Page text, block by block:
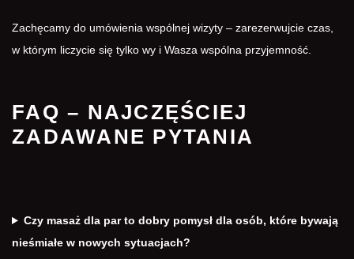
Zachęcamy do umówienia wspólnej wizyty – zarezerwujcie czas,
w którym liczycie się tylko wy i Wasza wspólna przyjemność.
FAQ – NAJCZĘŚCIEJ
ZADAWANE PYTANIA
Czy masaż dla par to dobry pomysł dla osób, które bywają
nieśmiałe w nowych sytuacjach?